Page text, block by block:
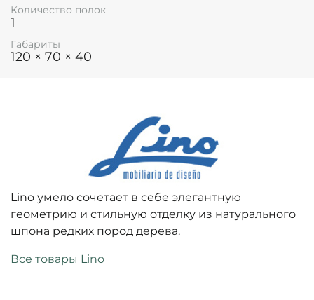
Количество полок
1
Габариты
120 × 70 × 40
Lino умело сочетает в себе элегантную
геометрию и стильную отделку из натурального
шпона редких пород дерева.
Все товары Lino